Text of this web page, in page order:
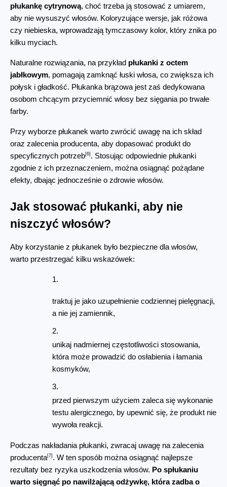
płukankę cytrynową, choć trzeba ją stosować z umiarem,
aby nie wysuszyć włosów. Koloryzujące wersje, jak różowa
czy niebieska, wprowadzają tymczasowy kolor, który znika po
kilku myciach.
Naturalne rozwiązania, na przykład płukanki z octem
jabłkowym, pomagają zamknąć łuski włosa, co zwiększa ich
połysk i gładkość. Płukanka brązowa jest zaś dedykowana
osobom chcącym przyciemnić włosy bez sięgania po trwałe
farby.
Przy wyborze płukanek warto zwrócić uwagę na ich skład
oraz zalecenia producenta, aby dopasować produkt do
specyficznych potrzeb [6] . Stosując odpowiednie płukanki
zgodnie z ich przeznaczeniem, można osiągnąć pożądane
efekty, dbając jednocześnie o zdrowie włosów.
Jak stosować płukanki, aby nie
niszczyć włosów?
Aby korzystanie z płukanek było bezpieczne dla włosów,
warto przestrzegać kilku wskazówek:
traktuj je jako uzupełnienie codziennej pielęgnacji,
a nie jej zamiennik,
unikaj nadmiernej częstotliwości stosowania,
która może prowadzić do osłabienia i łamania
kosmyków,
przed pierwszym użyciem zaleca się wykonanie
testu alergicznego, by upewnić się, że produkt nie
wywoła reakcji.
Podczas nakładania płukanki, zwracaj uwagę na zalecenia
producenta [7] . W ten sposób można osiągnąć najlepsze
rezultaty bez ryzyka uszkodzenia włosów. Po spłukaniu
warto sięgnąć po nawilżającą odżywkę, która zadba o